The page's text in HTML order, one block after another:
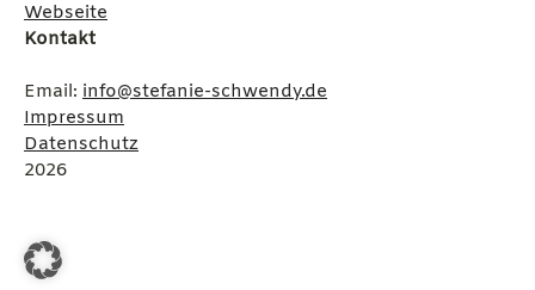
Webseite
Kontakt
Email: info@stefanie-schwendy.de
Impressum
Datenschutz
2026